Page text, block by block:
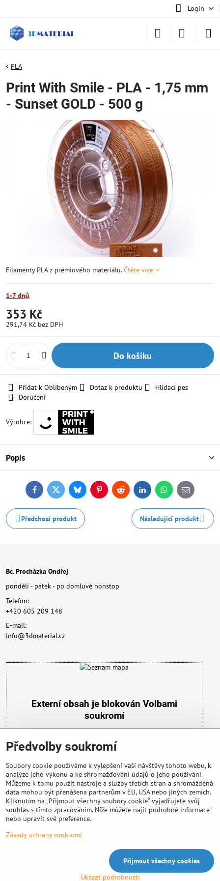
Login
PLA
Print With Smile - PLA - 1,75 mm
- Sunset GOLD - 500 g
Filamenty PLA z prémiového materiálu.Čtěte více
1-7 dnů
353 Kč
291,74 Kč bez DPH
Do košíku
Přidat k Oblíbeným Dotaz k produktu
Hlídací pes
Doručení
Výrobce:
Popis
FacebookTwitterBlueskyPinterestReddit LinkedInWhatsApp
E-
mail
Předchozí produkt Následující produkt
Bc. Procházka Ondřej
pondělí - pátek - po domluvě nonstop
Telefon:
+420 605 209 148
E-mail:
info@3dmaterial.cz
Externí obsah je blokován Volbami
soukromí
Přejete si načíst externí obsah?
Povolit a zapamatovat - souhlas s druhem cookie:
Funkční
Důležité info
Předvolby soukromí
Zásady ochrany soukromí
Vytvořeno systémem:ByznysWeb.cz
Předvolby soukromí
Soubory cookie používáme k vylepšení vaší návštěvy tohoto webu, k
analýze jeho výkonu a ke shromažďování údajů o jeho používání.
Můžeme k tomu použít nástroje a služby třetích stran a shromážděná
data mohou být přenášena partnerům v EU, USA nebo jiných zemích.
Kliknutím na „Přijmout všechny soubory cookie“ vyjadřujete svůj
souhlas s tímto zpracováním. Níže můžete najít podrobné informace
nebo upravit své preference.
Zásady ochrany soukromí
Ukázat podrobnosti
Přijmout všechny cookies